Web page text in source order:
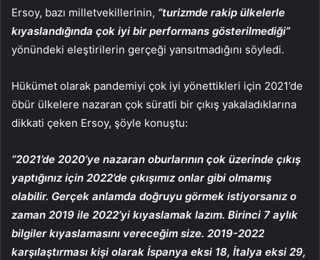
Ersoy, bazı milletvekillerinin, “turizmde rakip ülkelerle
kıyaslandığında çok iyi bir performans gösterilmediği”
yönündeki eleştirilerin gerçeği yansıtmadığını söyledi.
Hükümet olarak pandemiyi çok iyi yönettikleri için 2021’de
öbür ülkelere nazaran çok süratli bir çıkış yakaladıklarına
dikkati çeken Ersoy, şöyle konuştu:
“2021’de 2020’ye nazaran oburlarının çok üzerinde çıkış
yaptığınız için 2022’de çıkışımız onlar gibi olmamış
olabilir. Gerçek anlamda doğruyu görmek istiyorsanız o
zaman 2019 ile 2022’yi kıyaslamak lazım. Birinci 7 aylık
bilgiler kıyaslamasını vereceğim size. 2019-2022
karşılaştırması kişi olarak İspanya eksi 18, İtalya eksi 29,